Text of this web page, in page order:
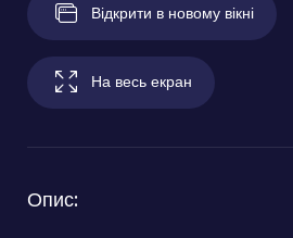
Відкрити в новому вікні
На весь екран
Опис: